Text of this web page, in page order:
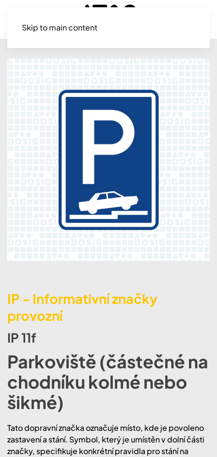
Skip to main content
IP - Informativní značky
provozní
IP 11f
Parkoviště (částečné na
chodníku kolmé nebo
šikmé)
Tato dopravní značka označuje místo, kde je povoleno
zastavení a stání. Symbol, který je umístěn v dolní části
značky, specifikuje konkrétní pravidla pro stání na